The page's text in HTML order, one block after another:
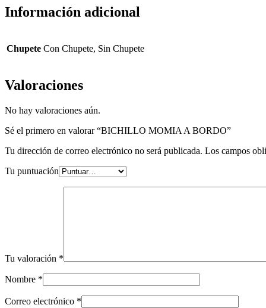
Información adicional
Chupete Con Chupete, Sin Chupete
Valoraciones
No hay valoraciones aún.
Sé el primero en valorar “BICHILLO MOMIA A BORDO”
Tu dirección de correo electrónico no será publicada. Los campos
Tu puntuación
Tu valoración *
Nombre *
Correo electrónico *